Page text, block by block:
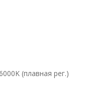
(плавная рег.)